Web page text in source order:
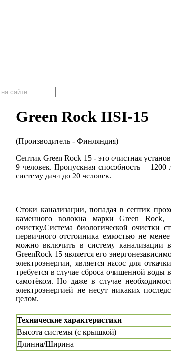
Green Rock IISI-15
(Производитель - Финляндия)
Септик Green Rock 15 - это очистная
9 человек. Пропускная способность –
систему дачи до 20 человек.
Стоки канализации, попадая в септик
каменного волокна марки Green Rock,
очистку.Система биологической очистки
первичного отстойника ёмкостью не
можно включить в систему канализации
GreenRock 15 является его
электроэнергии, является насос для
требуется в случае сброса очищенной воды
самотёком. Но даже в случае
электроэнергией не несут никаких
целом.
Технические характеристики
Высота системы (с крышкой)
Длинна/Ширина